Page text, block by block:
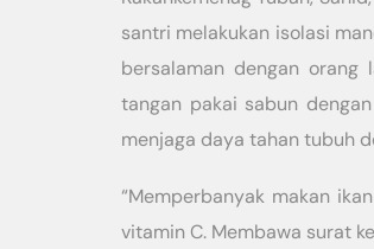
santri melakukan isolasi
bersalaman dengan
tangan pakai sabun
menjaga daya tahan tubuh
“Memperbanyak makan
vitamin C. Membawa surat